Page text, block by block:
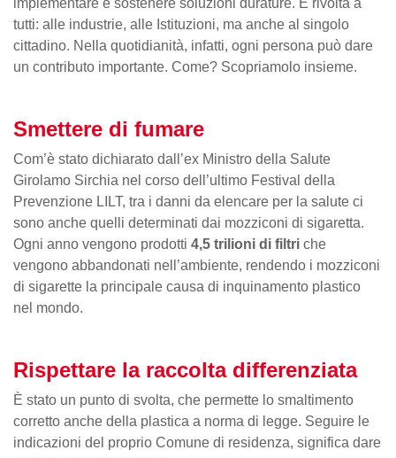
tutti: alle industrie, alle Istituzioni, ma anche al singolo
cittadino. Nella quotidianità, infatti, ogni persona può dare
un contributo importante. Come? Scopriamolo insieme.
Smettere di fumare
Com’è stato dichiarato dall’ex Ministro della Salute
Girolamo Sirchia nel corso dell’ultimo Festival della
Prevenzione LILT, tra i danni da elencare per la salute ci
sono anche quelli determinati dai mozziconi di sigaretta.
Ogni anno vengono prodotti 4,5 trilioni di filtri che
vengono abbandonati nell’ambiente, rendendo i mozziconi
di sigarette la principale causa di inquinamento plastico
nel mondo.
Rispettare la raccolta differenziata
È stato un punto di svolta, che permette lo smaltimento
corretto anche della plastica a norma di legge. Seguire le
indicazioni del proprio Comune di residenza, significa dare